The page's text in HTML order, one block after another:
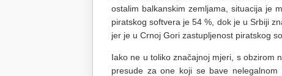
ostalim balkanskim zemljama, situacija je
piratskog softvera je 54 %, dok je u Srbiji
jer je u Crnoj Gori zastupljenost piratskog
Iako ne u toliko značajnoj mjeri, s obzirom
presude za one koji se bave